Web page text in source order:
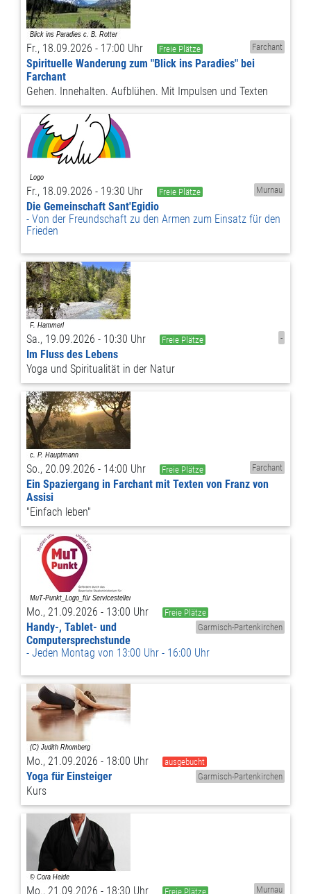
Fr., 18.09.2026 - 17:00 Uhr Freie Plätze Farchant
Spirituelle Wanderung zum "Blick ins Paradies" bei
Farchant
Gehen. Innehalten. Aufblühen. Mit Impulsen und Texten
Fr., 18.09.2026 - 19:30 Uhr Freie Plätze Murnau
Die Gemeinschaft Sant'Egidio
Von der Freundschaft zu den Armen zum Einsatz für den
Frieden
Sa., 19.09.2026 - 10:30 Uhr Freie Plätze -
Im Fluss des Lebens
Yoga und Spiritualität in der Natur
So., 20.09.2026 - 14:00 Uhr Freie Plätze Farchant
Ein Spaziergang in Farchant mit Texten von Franz von
Assisi
"Einfach leben"
Mo., 21.09.2026 - 13:00 Uhr
Freie Plätze
Garmisch-Partenkirchen
Handy-, Tablet- und
Computersprechstunde
Jeden Montag von 13:00 Uhr - 16:00 Uhr
Mo., 21.09.2026 - 18:00 Uhr
ausgebucht
Garmisch-Partenkirchen
Yoga für Einsteiger
Kurs
Mo., 21.09.2026 - 18:30 Uhr Freie Plätze Murnau